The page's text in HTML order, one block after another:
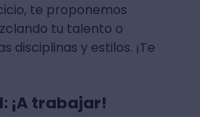
te proponemos
tu talento o
disciplinas y estilos. ¡Te
¡A trabajar!